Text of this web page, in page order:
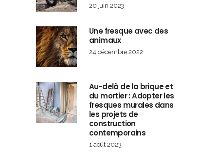
20 juin 2023
Une fresque avec des
animaux
24 décembre 2022
Au-delà de la brique et
du mortier : Adopter les
fresques murales dans
les projets de
construction
contemporains
1 août 2023